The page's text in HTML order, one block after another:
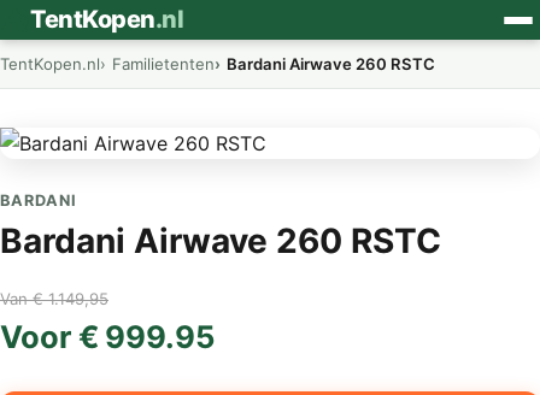
TentKopen.nl
TentKopen.nl Familietenten Bardani Airwave 260 RSTC
BARDANI
Bardani Airwave 260 RSTC
Van € 1.149,95
Voor € 999.95